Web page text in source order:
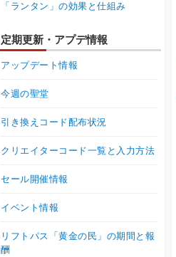
「ランタン」の効果と仕組み
定期更新・アプデ情報
アップデート情報
今週の聖堂
引き換えコード配布状況
クリエイターコード一覧と入力方法
セール開催情報
イベント情報
リフトパス「黄金の民」の期間と報
酬